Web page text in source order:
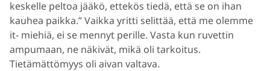
keskelle peltoa jääkö, ettekös tiedä, että se on ihan
kauhea paikka.” Vaikka yritti selittää, että me olemme
it- miehiä, ei se mennyt perille. Vasta kun ruvettin
ampumaan, ne näkivät, mikä oli tarkoitus.
Tietämättömyys oli aivan valtava.